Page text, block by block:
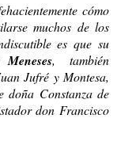
cómo
muchos de los
es que su
, también
Jufré y Montesa,
doña Constanza de
don Francisco